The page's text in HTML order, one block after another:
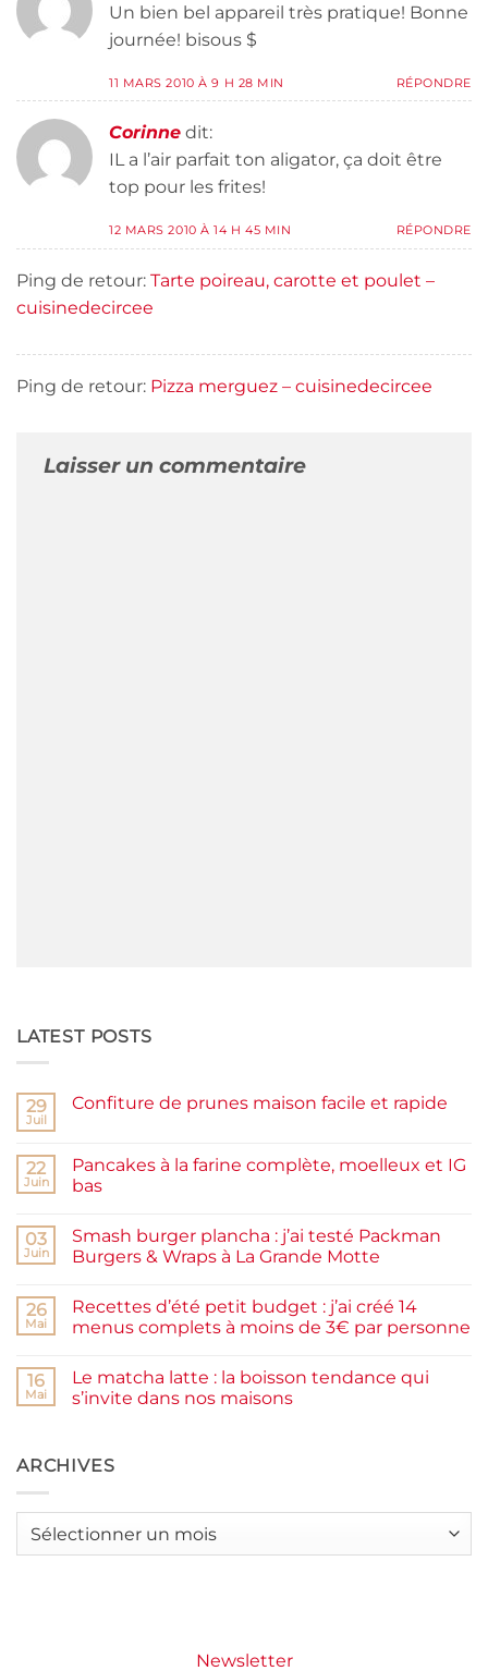
Un bien bel appareil très pratique! Bonne
journée! bisous $
11 MARS 2010 À 9 H 28 MIN RÉPONDRE
Corinne dit:
IL a l’air parfait ton aligator, ça doit être
top pour les frites!
12 MARS 2010 À 14 H 45 MIN RÉPONDRE
Ping de retour: Tarte poireau, carotte et poulet –
cuisinedecircee
Ping de retour: Pizza merguez – cuisinedecircee
Laisser un commentaire
LATEST POSTS
29
Juil
Confiture de prunes maison facile et rapide
Confiture
de
prunes
et
rapide
22
Juin
Pancakes à la farine complète, moelleux et IG
bas
sur
Pancakes
à
complète,
moelleux
et
03
Juin
Smash burger plancha : j’ai testé Packman
Burgers & Wraps à La Grande Motte
sur
Smash
burger
testé
Packman
Burgers &
Grande
Motte
26
Mai
Recettes d’été petit budget : j’ai créé 14
menus complets à moins de 3€ par personne
sur
Recettes
d’été
j’ai
créé
à
16
Mai
Le matcha latte : la boisson tendance qui
s’invite dans nos maisons
Le
matcha
boisson
ARCHIVES
Archives
Newsletter